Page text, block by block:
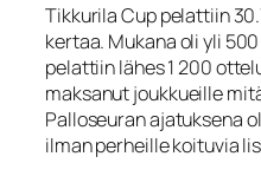
Tikkurila Cup pelattiin
kertaa. Mukana oli yli
pelattiin lähes 1 200
maksanut joukkueille
Palloseuran ajatuksena
ilman perheille koituvia